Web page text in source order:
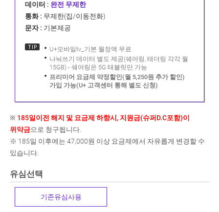
데이터 : 완전 무제한
통화 : 무제한(집/이동전화)
문자 : 기본제공
U+모바일tv_기본 월정액 무료
나눠쓰기 데이터 별도 제공(쉐어링, 테더링 각각 월
15GB) - 쉐어링은 5G 태블릿만 가능
프리미어 요금제 약정할인(월 5,250원 추가 할인)
가입 가능(U+ 고객센터 통해 별도 신청)
※ 185일이전 해지 및 요금제 하향시, 지원금(슈퍼D.C포함)이
위약금으로 청구됩니다.
※ 185일 이후에는 47,000원 이상 요금제에서 자유롭게 변경할 수
있습니다.
유심선택
기존유심사용